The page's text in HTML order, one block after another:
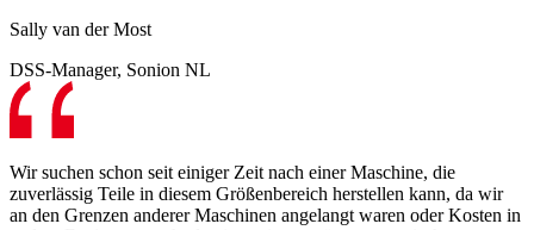
Sally van der Most
DSS-Manager, Sonion NL
Wir suchen schon seit einiger Zeit nach einer Maschine, die
zuverlässig Teile in diesem Größenbereich herstellen kann, da wir
an den Grenzen anderer Maschinen angelangt waren oder Kosten in